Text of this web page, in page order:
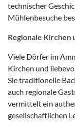
technischer
Mühlenbesuche
Regionale
Viele Dörfer im
Kirchen und
Sie traditionelle
auch regionale
vermittelt ein
gesellschaftlichen